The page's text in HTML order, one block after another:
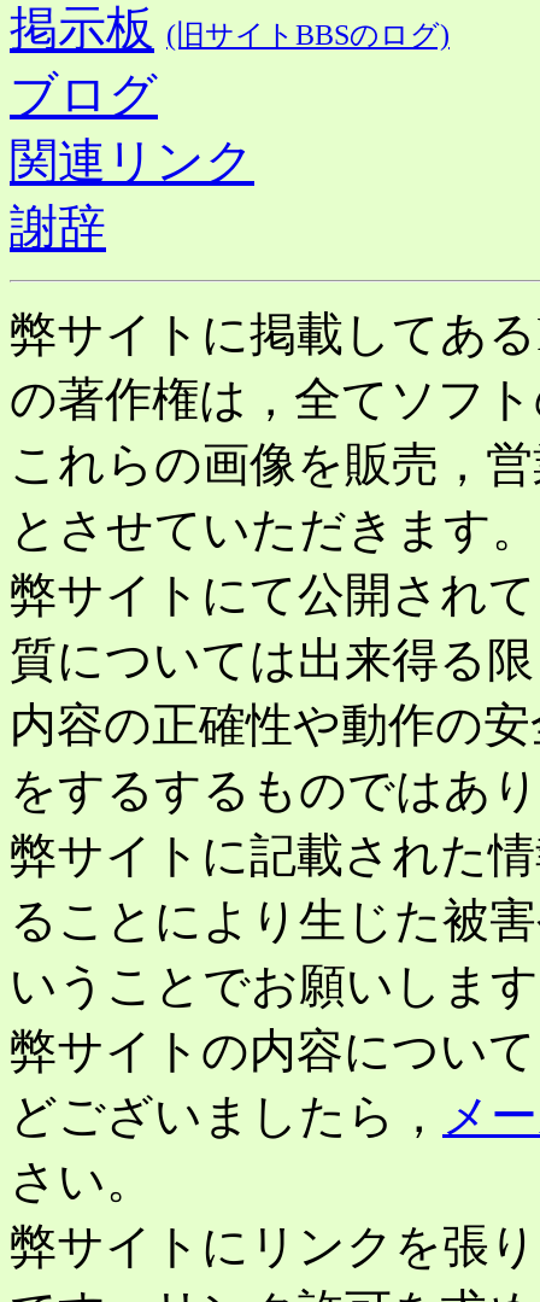
掲示板 (旧サイトBBSのログ)
ブログ
関連リンク
謝辞
弊サイトに掲載してあ
の著作権は，全てソフ
これらの画像を販売，
とさせていただきます。
弊サイトにて公開され
質については出来得る
内容の正確性や動作の
をするするものではあ
弊サイトに記載された
ることにより生じた被
いうことでお願いしま
弊サイトの内容につい
どございましたら， メ
さい。
弊サイトにリンクを張